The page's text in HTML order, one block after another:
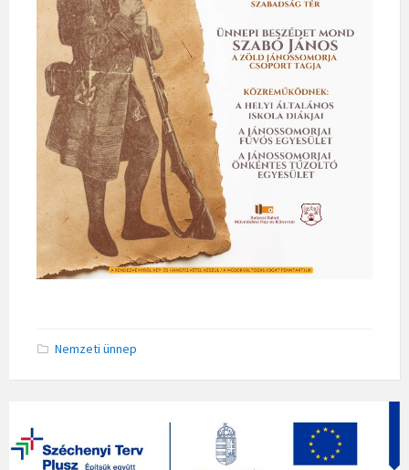
Nemzeti ünnep